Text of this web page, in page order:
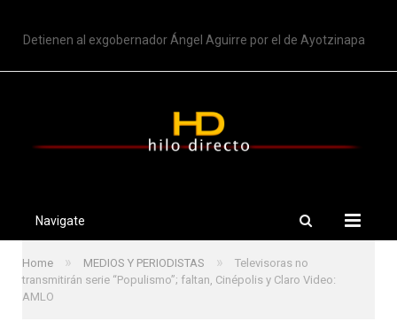
Detienen al exgobernador Ángel Aguirre por el de Ayotzinapa
Navigate
Home » MEDIOS Y PERIODISTAS »
Televisoras no
transmitirán serie “Populismo”; faltan, Cinépolis y Claro Video:
AMLO